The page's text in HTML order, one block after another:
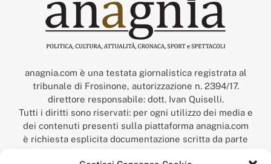
anagnia.com è una testata giornalistica registrata al
tribunale di Frosinone, autorizzazione n. 2394/17.
direttore responsabile: dott. Ivan Quiselli.
Tutti i diritti sono riservati: per ogni utilizzo dei media e
dei contenuti presenti sulla piattaforma anagnia.com
è richiesta esplicita documentazione scritta da parte
della redazione.